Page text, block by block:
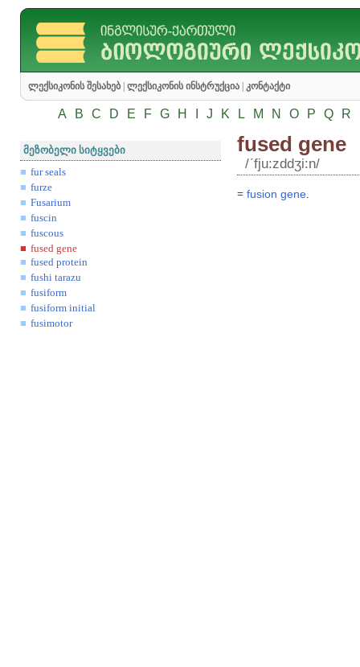
ლექსიკონის შესახებ ლექსიკონის ინსტრუქცია კონტაქტი
A B C D E F G H J K L M N O P Q R
მეზობელი სიტყვები
fur seals
furze
Fusarium
fuscin
fuscous
fused gene
fused protein
fushi tarazu
fusiform
fusiform initial
fusimotor
fused gene
/ʹfju:zddʒi:n/
= fusion gene